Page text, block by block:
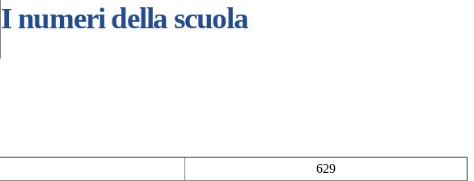
I numeri della scuola
629